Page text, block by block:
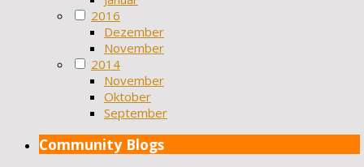
2016
Dezember
November
2014
November
Oktober
September
Community Blogs